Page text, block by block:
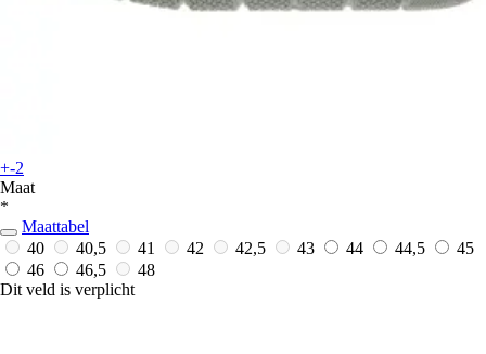
+-2
Maat
*
Maattabel
40
40,5 41 42 42,5 43 44 44,5
45
46
46,5
48
Dit veld is verplicht